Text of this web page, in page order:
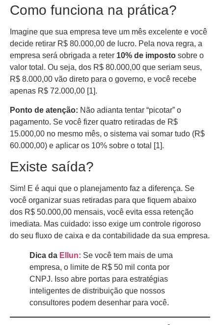
Como funciona na prática?
Imagine que sua empresa teve um mês excelente e você
decide retirar R$ 80.000,00 de lucro. Pela nova regra, a
empresa será obrigada a reter 10% de imposto sobre o
valor total. Ou seja, dos R$ 80.000,00 que seriam seus,
R$ 8.000,00 vão direto para o governo, e você recebe
apenas R$ 72.000,00 [1].
Ponto de atenção: Não adianta tentar “picotar” o
pagamento. Se você fizer quatro retiradas de R$
15.000,00 no mesmo mês, o sistema vai somar tudo (R$
60.000,00) e aplicar os 10% sobre o total [1].
Existe saída?
Sim! E é aqui que o planejamento faz a diferença. Se
você organizar suas retiradas para que fiquem abaixo
dos R$ 50.000,00 mensais, você evita essa retenção
imediata. Mas cuidado: isso exige um controle rigoroso
do seu fluxo de caixa e da contabilidade da sua empresa.
Dica da Ellun: Se você tem mais de uma
empresa, o limite de R$ 50 mil conta por
CNPJ. Isso abre portas para estratégias
inteligentes de distribuição que nossos
consultores podem desenhar para você.